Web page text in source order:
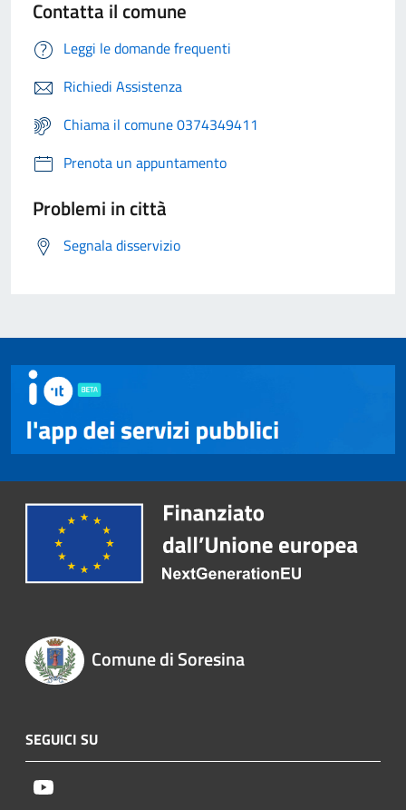
Contatta il comune
Leggi le domande frequenti
Richiedi Assistenza
Chiama il comune 0374349411
Prenota un appuntamento
Problemi in città
Segnala disservizio
Comune di Soresina
SEGUICI SU